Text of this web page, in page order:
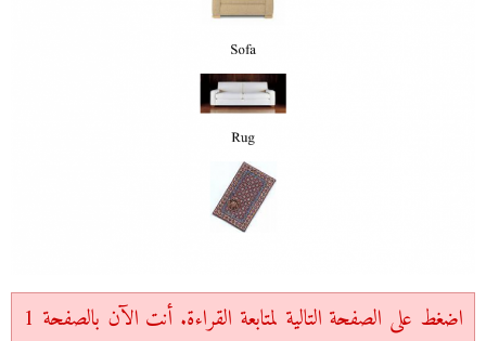
اضغط على الصفحة التالية لمتابعة القراءة. أنت الآن بالصفحة 1